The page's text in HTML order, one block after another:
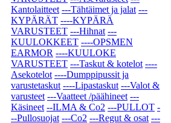
Kantolaitteet ---Tähtäimet ja jalat ---
KYPÄRÄT ----KYPÄRÄ
VARUSTEET ---Hihnat ---
KUULOKKEET ----OPSMEN
EARMOR ----KUULOKE
VARUSTEET ---Taskut & kotelot ----
Asekotelot ----Dumppipussit ja
varustetaskut ----Lipastaskut ---Valot &
varusteet ---Vaatteet /päähineet ---
Käsineet --ILMA & Co2 ---PULLOT -
--Pullosuojat ---Co2 ---Regut & osat ---